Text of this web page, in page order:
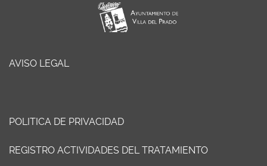
AVISO LEGAL
POLITICA DE PRIVACIDAD
REGISTRO ACTIVIDADES DEL TRATAMIENTO